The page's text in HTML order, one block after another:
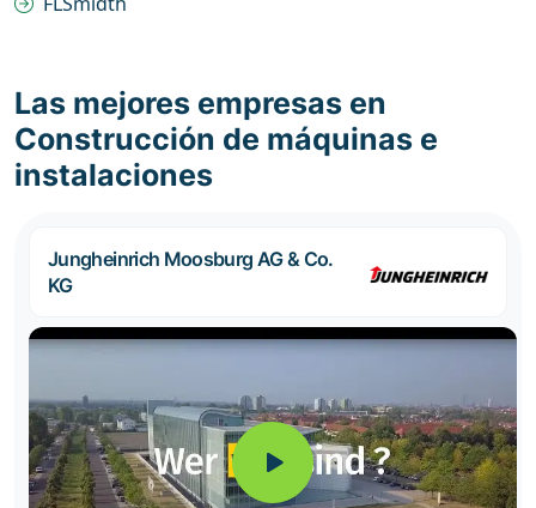
Las mejores empresas en
Construcción de máquinas e
instalaciones
Jungheinrich Moosburg AG & Co.
KG